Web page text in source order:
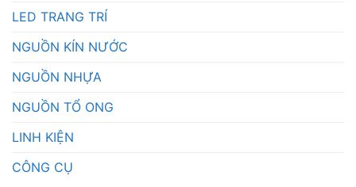
LED TRANG TRÍ
NGUỒN KÍN NƯỚC
NGUỒN NHỰA
NGUỒN TỔ ONG
LINH KIỆN
CÔNG CỤ